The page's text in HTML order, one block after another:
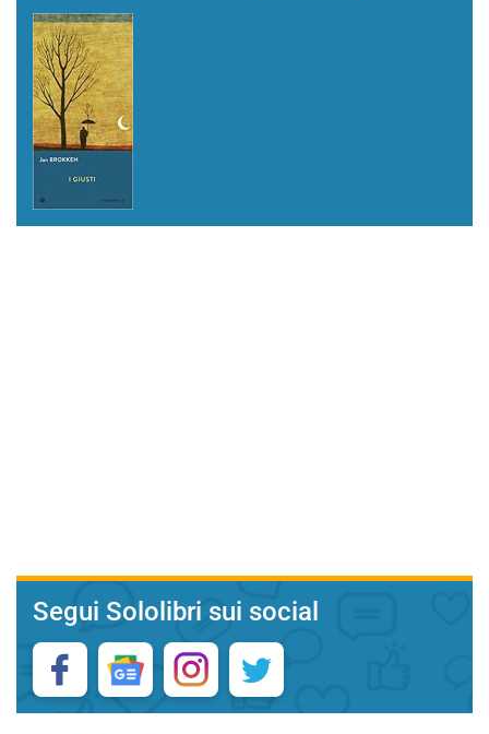
Segui Sololibri sui social